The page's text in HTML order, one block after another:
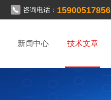
咨询电话： 15900517856
新闻中心 技术文章